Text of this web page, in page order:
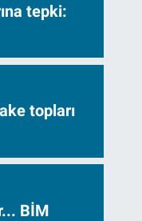
tepki:
topları
BİM